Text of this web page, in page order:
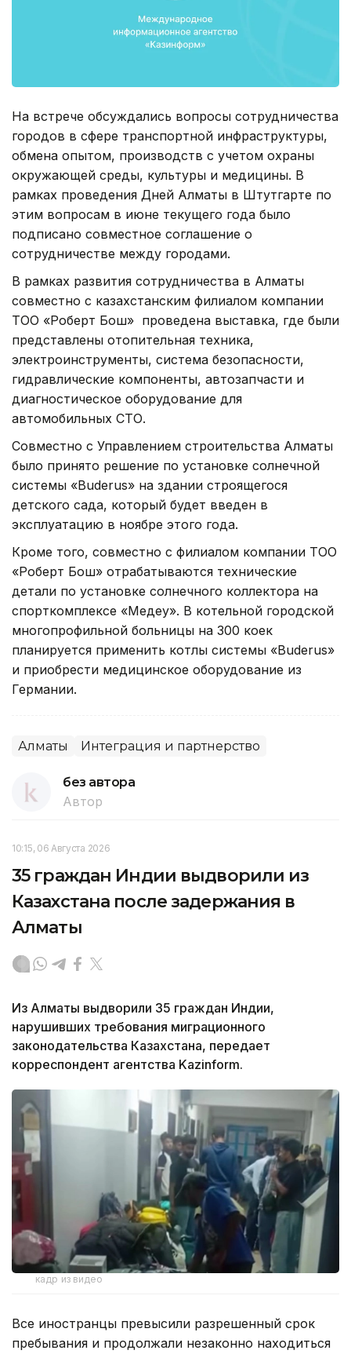
На встрече обсуждались вопросы сотрудничества
городов в сфере транспортной инфраструктуры,
обмена опытом, производств с учетом охраны
окружающей среды, культуры и медицины. В
рамках проведения Дней Алматы в Штутгарте по
этим вопросам в июне текущего года было
подписано совместное соглашение о
сотрудничестве между городами.
В рамках развития сотрудничества в Алматы
совместно с казахстанским филиалом компании
ТОО «Роберт Бош» проведена выставка, где были
представлены отопительная техника,
электроинструменты, система безопасности,
гидравлические компоненты, автозапчасти и
диагностическое оборудование для
автомобильных СТО.
Совместно с Управлением строительства Алматы
было принято решение по установке солнечной
системы «Buderus» на здании строящегося
детского сада, который будет введен в
эксплуатацию в ноябре этого года.
Кроме того, совместно с филиалом компании ТОО
«Роберт Бош» отрабатываются технические
детали по установке солнечного коллектора на
спорткомплексе «Медеу». В котельной городской
многопрофильной больницы на 300 коек
планируется применить котлы системы «Buderus»
и приобрести медицинское оборудование из
Германии.
Алматы Интеграция и партнерство
без автора
Автор
10:15, 06 Августа 2026
35 граждан Индии выдворили из
Казахстана после задержания в
Алматы
Из Алматы выдворили 35 граждан Индии,
нарушивших требования миграционного
законодательства Казахстана, передает
корреспондент агентства Kazinform.
кадр из видео
Все иностранцы превысили разрешенный срок
пребывания и продолжали незаконно находиться